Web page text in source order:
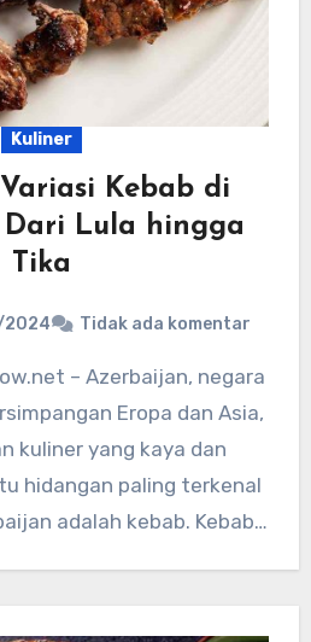
Kuliner
Kebab di
Lula hingga
Tika
Tidak ada komentar
Eropa dan Asia,
kuliner yang kaya dan
hidangan paling terkenal
adalah kebab. Kebab…